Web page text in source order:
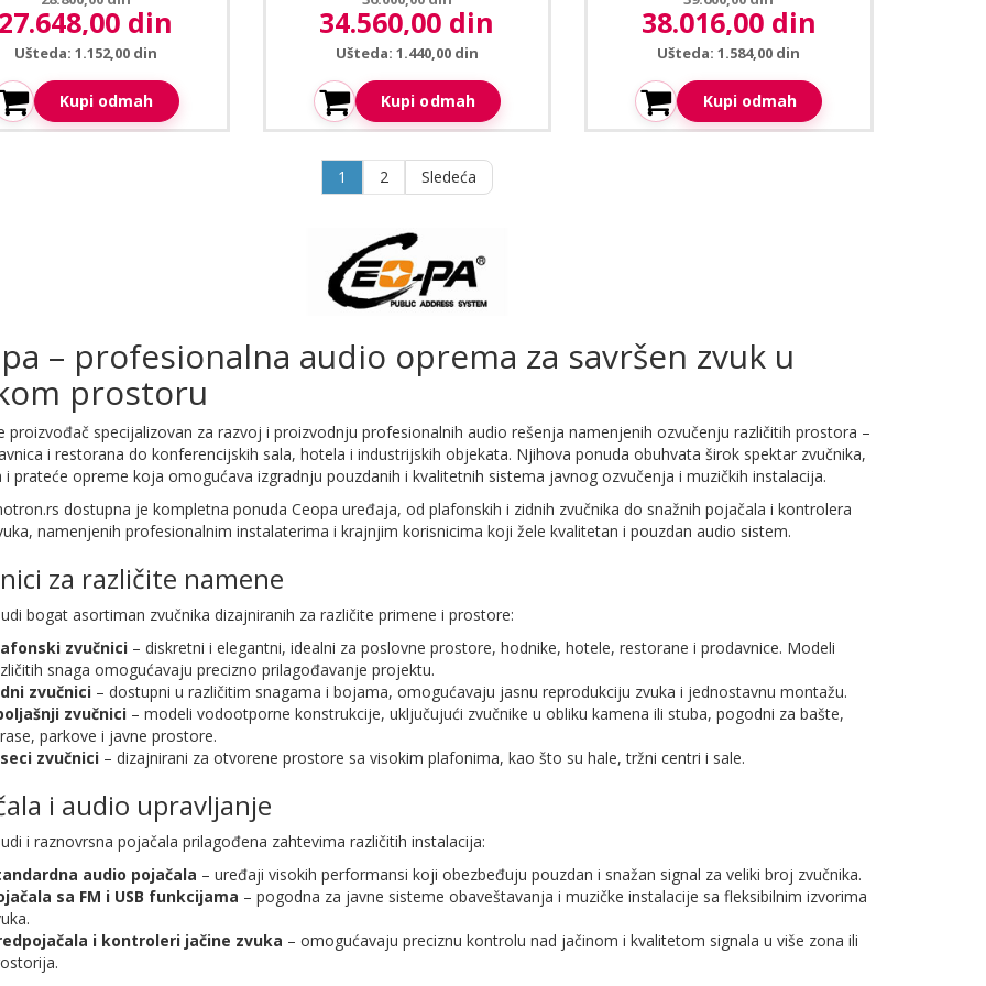
Aktuelna cena:
din
Ušteda: 1.152,00 din
Kupi odmah
Aktuelna cena:
34.560,00 din
Ušteda: 1.440,00 din
Kupi odmah
Aktuelna cena:
38.016,00 din
Ušteda: 1.584,00 din
Kupi odmah
1 2 Sledeća
– profesionalna audio oprema za savršen zvuk u
prostoru
proizvođač specijalizovan za razvoj i proizvodnju profesionalnih audio rešenja namenjenih ozvučenju različitih prostora –
i restorana do konferencijskih sala, hotela i industrijskih objekata. Njihova ponuda obuhvata širok spektar zvučnika,
i prateće opreme koja omogućava izgradnju pouzdanih i kvalitetnih sistema javnog ozvučenja i muzičkih instalacija.
dostupna je kompletna ponuda Ceopa uređaja, od plafonskih i zidnih zvučnika do snažnih pojačala i kontrolera
namenjenih profesionalnim instalaterima i krajnjim korisnicima koji žele kvalitetan i pouzdan audio sistem.
za različite namene
bogat asortiman zvučnika dizajniranih za različite primene i prostore:
zvučnici– diskretni i elegantni, idealni za poslovne prostore, hodnike, hotele, restorane i prodavnice. Modeli
snaga omogućavaju precizno prilagođavanje projektu.
zvučnici– dostupni u različitim snagama i bojama, omogućavaju jasnu reprodukciju zvuka i jednostavnu montažu.
zvučnici– modeli vodootporne konstrukcije, uključujući zvučnike u obliku kamena ili stuba, pogodni za bašte,
parkove i javne prostore.
zvučnici– dizajnirani za otvorene prostore sa visokim plafonima, kao što su hale, tržni centri i sale.
i audio upravljanje
i raznovrsna pojačala prilagođena zahtevima različitih instalacija:
audio pojačala – uređaji visokih performansi koji obezbeđuju pouzdan i snažan signal za veliki broj zvučnika.
sa FM i USB funkcijama – pogodna za javne sisteme obaveštavanja i muzičke instalacije sa fleksibilnim izvorima
i kontroleri jačine zvuka – omogućavaju preciznu kontrolu nad jačinom i kvalitetom signala u više zona ili